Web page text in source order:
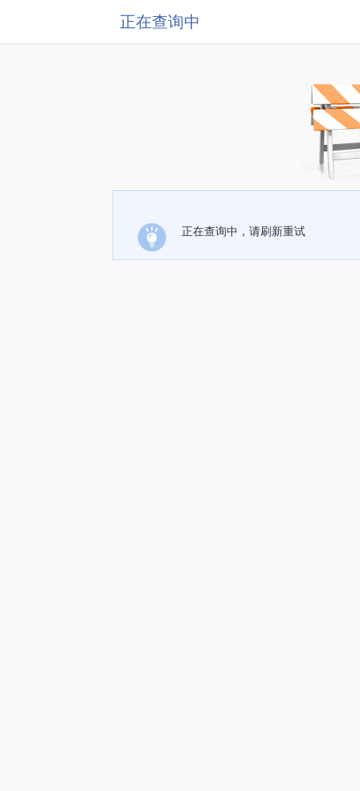
正在查询中
正在查询中，请刷新重试